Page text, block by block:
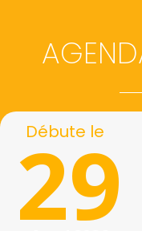
Débute le
29